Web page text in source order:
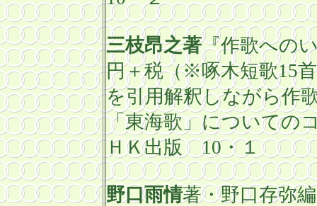
三枝昂之著『作歌への
円＋税（※啄木短歌15
を引用解釈しながら作
「東海歌」についての
ＨＫ出版10・１
野口雨情著・野口存弥